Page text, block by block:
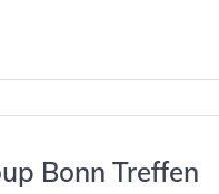
Bonn Treffen